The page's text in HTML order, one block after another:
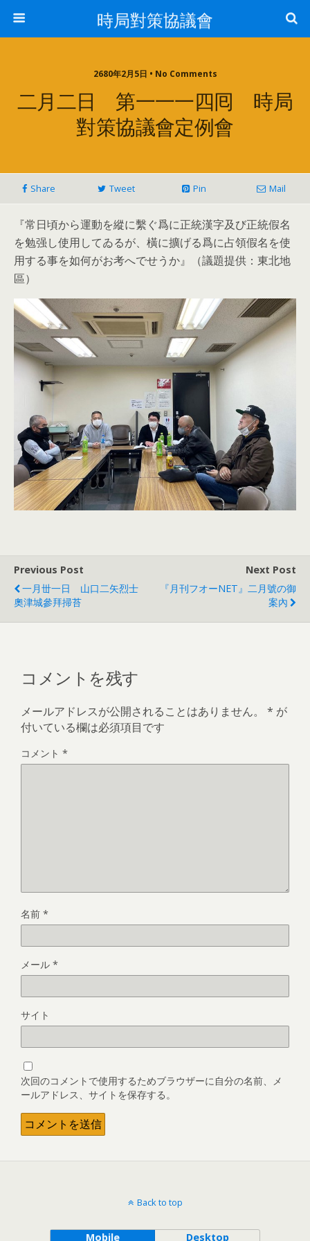
時局對策協議會
2680年2月5日 • No Comments
二月二日 第一一一四囘 時局
對策協議會定例會
Share Tweet Pin Mail
『常日頃から運動を縱に繫ぐ爲に正統漢字及び正統假名
を勉强し使用してゐるが、橫に擴げる爲に占領假名を使
用する事を如何がお考へでせうか』（議題提供：東北地
區）
Previous Post
一月丗一日 山口二矢烈士
奧津城參拜掃苔
Next Post
『月刊フオーNET』二月號の御
案內
コメントを残す
メールアドレスが公開されることはありません。 * が
付いている欄は必須項目です
コメント *
名前 *
メール *
サイト
次回のコメントで使用するためブラウザーに自分の名前、メ
ールアドレス、サイトを保存する。
Back to top
Mobile Desktop